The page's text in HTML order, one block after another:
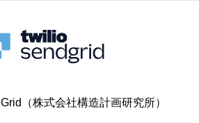
（株式会社構造計画研究所）